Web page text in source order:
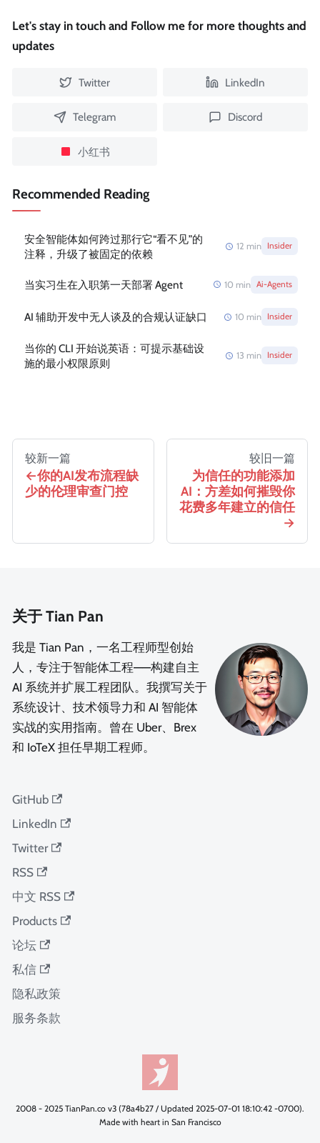
Let's stay in touch and Follow me for more thoughts and
updates
Twitter LinkedIn
Telegram Discord
小红书
Recommended Reading
安全智能体如何跨过那行它“看不见”的
注释，升级了被固定的依赖
12 min Insider
当实习生在入职第一天部署 Agent 10 min Ai-Agents
AI 辅助开发中无人谈及的合规认证缺口 10 min Insider
当你的 CLI 开始说英语：可提示基础设
施的最小权限原则
13 min Insider
较新一篇
你的AI发布流程缺
少的伦理审查门控
较旧一篇
为信任的功能添加
AI：方差如何摧毁你
花费多年建立的信任
关于 Tian Pan
我是 Tian Pan，一名工程师型创始
人，专注于智能体工程——构建自主
AI 系统并扩展工程团队。我撰写关于
系统设计、技术领导力和 AI 智能体
实战的实用指南。曾在 Uber、Brex
和 IoTeX 担任早期工程师。
GitHub
LinkedIn
Twitter
RSS
中文 RSS
Products
论坛
私信
隐私政策
服务条款
2008 - 2025 TianPan.co v3 (78a4b27 / Updated 2025-07-01 18:10:42 -0700).
Made with heart in San Francisco